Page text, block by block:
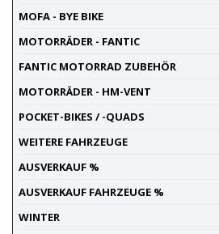
MOFA - BYE BIKE
MOTORRÄDER - FANTIC
FANTIC MOTORRAD ZUBEHÖR
MOTORRÄDER - HM-VENT
POCKET-BIKES / -QUADS
WEITERE FAHRZEUGE
AUSVERKAUF %
AUSVERKAUF FAHRZEUGE %
WINTER